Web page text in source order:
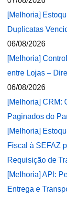
[Melhoria]
Duplicatas
06/08/2026
[Melhoria]
entre Lojas –
06/08/2026
[Melhoria] CRM:
Paginados do
[Melhoria]
Fiscal à SEFAZ
Requisição de
[Melhoria] API:
Entrega e